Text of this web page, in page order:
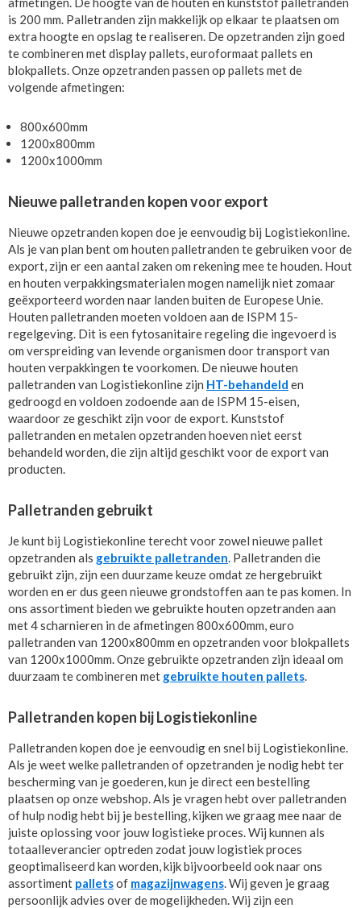
is 200 mm. Palletranden zijn makkelijk op elkaar te plaatsen om
extra hoogte en opslag te realiseren. De opzetranden zijn goed
te combineren met display pallets, euroformaat pallets en
blokpallets. Onze opzetranden passen op pallets met de
volgende afmetingen:
800x600mm
1200x800mm
1200x1000mm
Nieuwe palletranden kopen voor export
Nieuwe opzetranden kopen doe je eenvoudig bij Logistiekonline.
Als je van plan bent om houten palletranden te gebruiken voor de
export, zijn er een aantal zaken om rekening mee te houden. Hout
en houten verpakkingsmaterialen mogen namelijk niet zomaar
geëxporteerd worden naar landen buiten de Europese Unie.
Houten palletranden moeten voldoen aan de ISPM 15-
regelgeving. Dit is een fytosanitaire regeling die ingevoerd is
om verspreiding van levende organismen door transport van
houten verpakkingen te voorkomen. De nieuwe houten
palletranden van Logistiekonline zijn HT-behandeld en
gedroogd en voldoen zodoende aan de ISPM 15-eisen,
waardoor ze geschikt zijn voor de export. Kunststof
palletranden en metalen opzetranden hoeven niet eerst
behandeld worden, die zijn altijd geschikt voor de export van
producten.
Palletranden gebruikt
Je kunt bij Logistiekonline terecht voor zowel nieuwe pallet
opzetranden als gebruikte palletranden. Palletranden die
gebruikt zijn, zijn een duurzame keuze omdat ze hergebruikt
worden en er dus geen nieuwe grondstoffen aan te pas komen. In
ons assortiment bieden we gebruikte houten opzetranden aan
met 4 scharnieren in de afmetingen 800x600mm, euro
palletranden van 1200x800mm en opzetranden voor blokpallets
van 1200x1000mm. Onze gebruikte opzetranden zijn ideaal om
duurzaam te combineren met gebruikte houten pallets.
Palletranden kopen bij Logistiekonline
Palletranden kopen doe je eenvoudig en snel bij Logistiekonline.
Als je weet welke palletranden of opzetranden je nodig hebt ter
bescherming van je goederen, kun je direct een bestelling
plaatsen op onze webshop. Als je vragen hebt over palletranden
of hulp nodig hebt bij je bestelling, kijken we graag mee naar de
juiste oplossing voor jouw logistieke proces. Wij kunnen als
totaalleverancier optreden zodat jouw logistiek proces
geoptimaliseerd kan worden, kijk bijvoorbeeld ook naar ons
assortiment palletsof magazijnwagens. Wij geven je graag
persoonlijk advies over de mogelijkheden. Wij zijn een